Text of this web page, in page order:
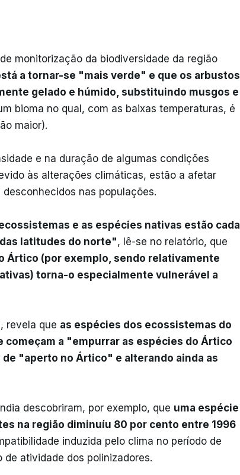
monitorização da biodiversidade da região
a tornar-se "mais verde" e que os arbustos
gelado e húmido, substituindo musgos e
bioma no qual, com as baixas temperaturas, é
maior).
e na duração de algumas condições
às alterações climáticas, estão a afetar
nas populações.
e as espécies nativas estão cada
latitudes do norte", lê-se no relatório, que
Ártico (por exemplo, sendo relativamente
torna-o especialmente vulnerável a
revela que as espécies dos ecossistemas do
começam a "empurrar as espécies do Ártico
"aperto no Ártico" e alterando ainda as
descobriram, por exemplo, que uma espécie
na região diminuíu 80 por cento entre 1996
induzida pelo clima no período de
atividade dos polinizadores.